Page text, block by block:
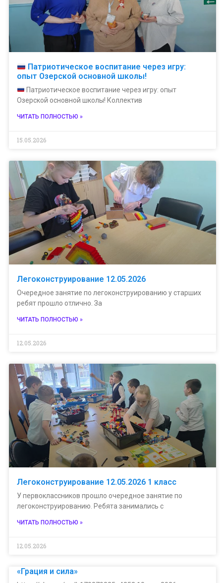
Патриотическое воспитание через игру:
опыт Озерской основной школы!
Патриотическое воспитание через игру: опыт
Озерской основной школы! Коллектив
ЧИТАТЬ ПОЛНОСТЬЮ »
15.05.2026
Легоконструирование 12.05.2026
Очередное занятие по легоконструированию у старших
ребят прошло отлично. За
ЧИТАТЬ ПОЛНОСТЬЮ »
12.05.2026
Легоконструирование 12.05.2026 1 класс
У первоклассников прошло очередное занятие по
легоконструированию. Ребята занимались с
ЧИТАТЬ ПОЛНОСТЬЮ »
12.05.2026
«Грация и сила»